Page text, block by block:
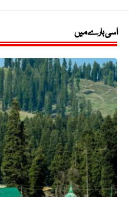
اسی بارے میں